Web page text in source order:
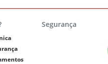
Segurança